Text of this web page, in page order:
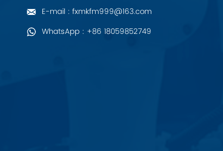
ZIEHL-ABEGG
Bosch Rexroth
E-mail : fxmkfm999@163.com
WhatsApp : +86 18059852749